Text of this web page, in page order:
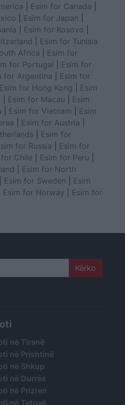
Esim for Canada
Esim for Japan
Esim for Kosovo
Esim for Tunisia
Africa
Esim for
for Portugal
Esim for
for Argentina
Esim for
Esim for Hong Kong
Esim
Esim for Macau
Esim
Esim for Vietnam
Esim
Esim for Austria
Esim for
for Russia
Esim for
for Chile Esim for Peru
Esim for North
Esim for Sweden
Esim
Esim for Norway
Esim for
në Tiranë
në Prishtinë
në Shkup
në Durrës
në Prizren
në Tetovë